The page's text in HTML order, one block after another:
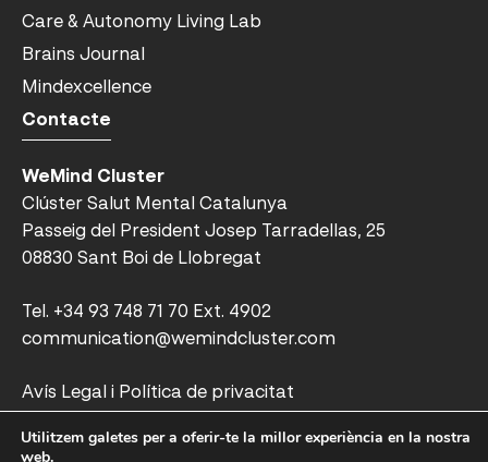
Care & Autonomy Living Lab
Brains Journal
Mindexcellence
Contacte
WeMind Cluster
Clúster Salut Mental Catalunya
Passeig del President Josep Tarradellas, 25
08830 Sant Boi de Llobregat
Tel. +34 93 748 71 70 Ext. 4902
communication@wemindcluster.com
Avís Legal i Política de privacitat
Política de cookies
Utilitzem galetes per a oferir-te la millor experiència en la nostra
web.